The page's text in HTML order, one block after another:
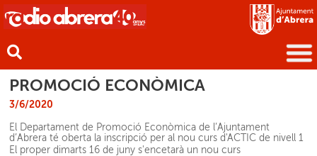
PROMOCIÓ ECONÒMICA
3/6/2020
El Departament de Promoció Econòmica de l’Ajuntament
d’Abrera té oberta la inscripció per al nou curs d'ACTIC de nivell 1
El proper dimarts 16 de juny s'encetarà un nou curs